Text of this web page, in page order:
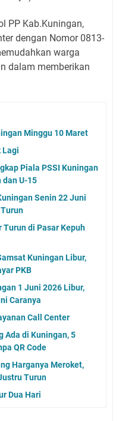
PP Kab.Kuningan,
dengan Nomor 0813-
warga
dalam memberikan
Minggu 10 Maret
Lagi
Piala PSSI Kuningan
dan U-15
Senin 22 Juni
Turun di Pasar Kepuh
Kuningan Libur,
PKB
1 Juni 2026 Libur,
Caranya
Call Center
Ada di Kuningan, 5
QR Code
Harganya Meroket,
Turun
Dua Hari